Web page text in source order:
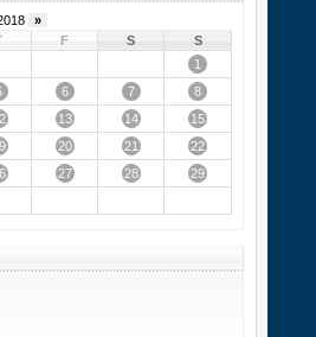
»
F S
S
1
6 7
8
13 14
15
20 21
22
27 28
29